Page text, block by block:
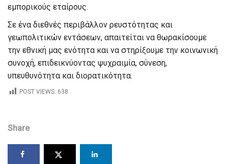
εμπορικούς εταίρους.
Σε ένα διεθνές περιβάλλον ρευστότητας και
γεωπολιτικών εντάσεων, απαιτείται να θωρακίσουμε
την εθνική μας ενότητα και να στηρίξουμε την κοινωνική
συνοχή, επιδεικνύοντας ψυχραιμία, σύνεση,
υπευθυνότητα και διορατικότητα.
POST VIEWS: 638
Share